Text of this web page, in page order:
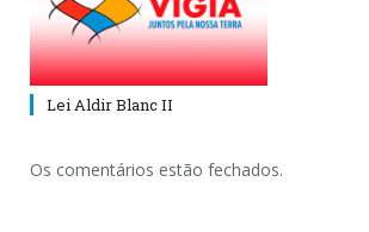
Lei Aldir Blanc II
Os comentários estão fechados.